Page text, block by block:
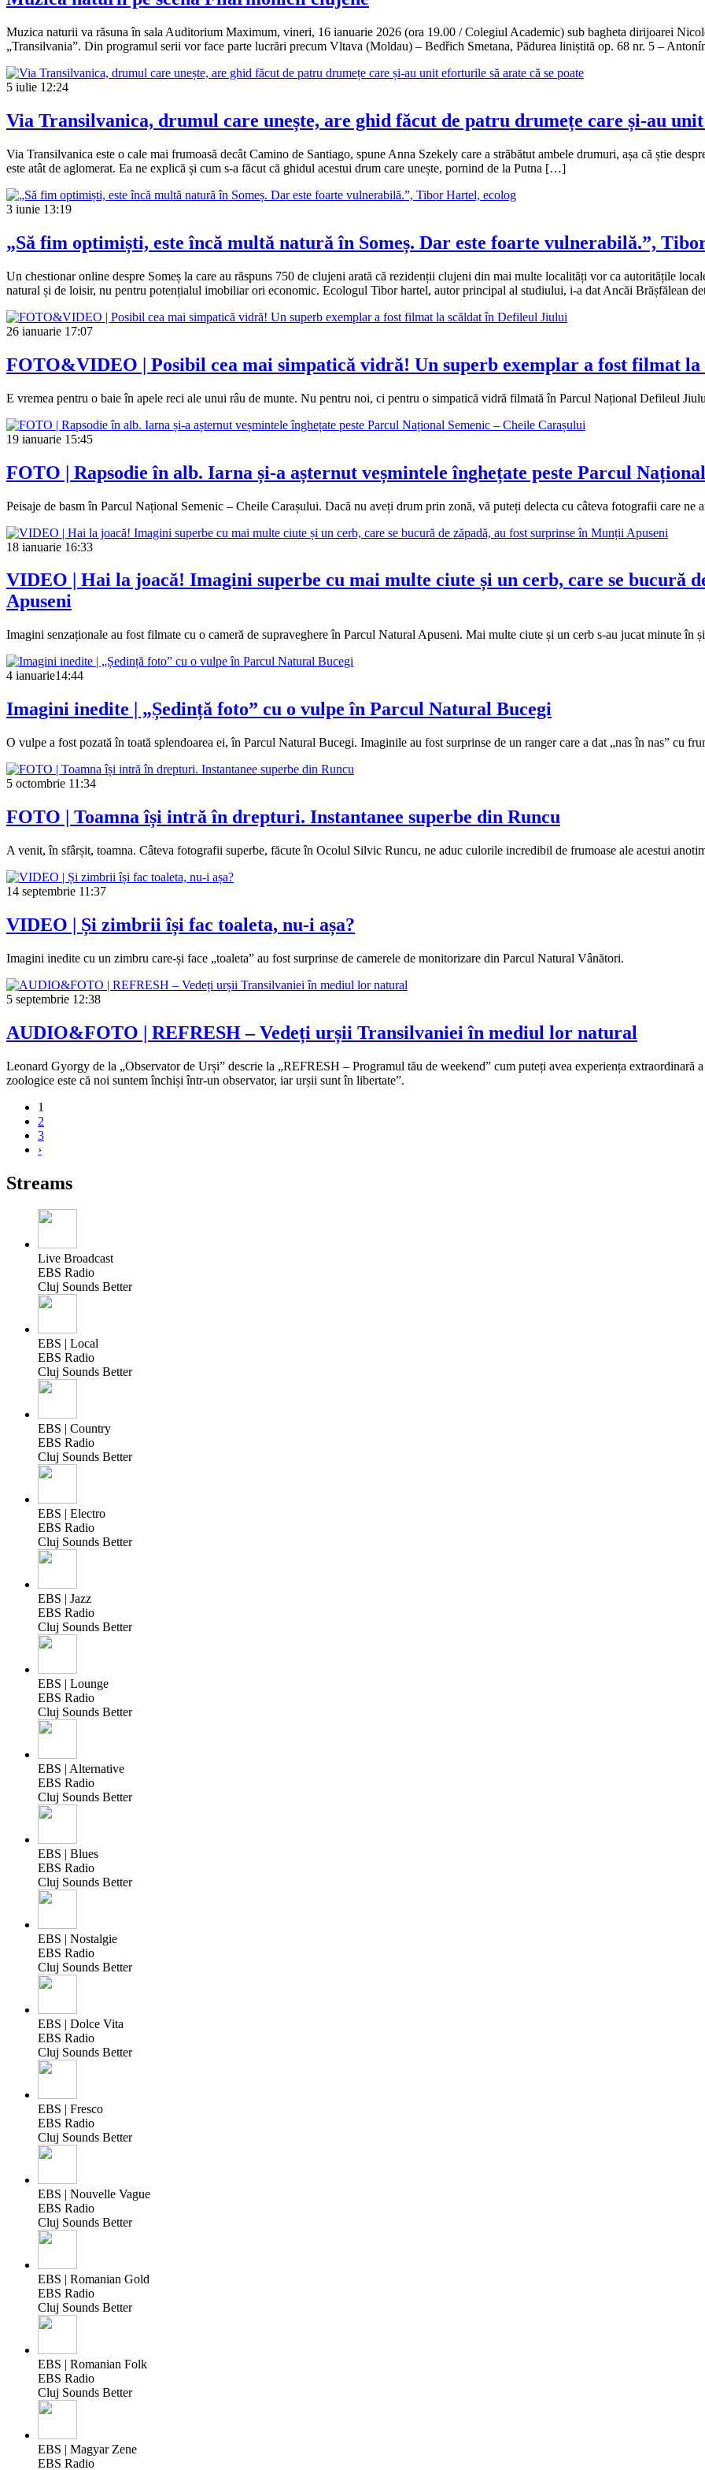
Muzica naturii va răsuna în sala Auditorium Maximum, vineri, 16 ianuarie 2026 (ora 19.00 / Colegiul Academic) sub bagheta dirijoarei
„Transilvania”. Din programul serii vor face parte lucrări precum Vltava (Moldau) – Bedřich Smetana, Pădurea liniștită op. 68 nr. 5 –
5 iulie 12:24
Via Transilvanica, drumul care unește, are ghid făcut de patru drumețe care și-au
Via Transilvanica este o cale mai frumoasă decât Camino de Santiago, spune Anna Szekely care a străbătut ambele drumuri, așa că știe
este atât de aglomerat. Ea ne explică și cum s-a făcut că ghidul acestui drum care unește, pornind de la Putna […]
3 iunie 13:19
„Să fim optimiști, este încă multă natură în Someș. Dar este foarte vulnerabilă.”,
Un chestionar online despre Someș la care au răspuns 750 de clujeni arată că rezidenții clujeni din mai multe localități vor ca autoritățile
natural și de loisir, nu pentru potențialul imobiliar ori economic. Ecologul Tibor hartel, autor principal al studiului, i-a dat Ancăi Brășfălean
26 ianuarie 17:07
FOTO&VIDEO | Posibil cea mai simpatică vidră! Un superb exemplar a fost filmat
E vremea pentru o baie în apele reci ale unui râu de munte. Nu pentru noi, ci pentru o simpatică vidră filmată în Parcul Național Defileul
19 ianuarie 15:45
FOTO | Rapsodie în alb. Iarna și-a așternut veșmintele înghețate peste Parcul
Peisaje de basm în Parcul Național Semenic – Cheile Carașului. Dacă nu aveți drum prin zonă, vă puteți delecta cu câteva fotografii care ne
18 ianuarie 16:33
VIDEO | Hai la joacă! Imagini superbe cu mai multe ciute și un cerb, care se bucură
Apuseni
Imagini senzaționale au fost filmate cu o cameră de supraveghere în Parcul Natural Apuseni. Mai multe ciute și un cerb s-au jucat minute în
4 ianuarie14:44
Imagini inedite | „Ședință foto” cu o vulpe în Parcul Natural Bucegi
O vulpe a fost pozată în toată splendoarea ei, în Parcul Natural Bucegi. Imaginile au fost surprinse de un ranger care a dat „nas în nas” cu
5 octombrie 11:34
FOTO | Toamna își intră în drepturi. Instantanee superbe din Runcu
A venit, în sfârșit, toamna. Câteva fotografii superbe, făcute în Ocolul Silvic Runcu, ne aduc culorile incredibil de frumoase ale acestui
14 septembrie 11:37
VIDEO | Și zimbrii își fac toaleta, nu-i așa?
Imagini inedite cu un zimbru care-și face „toaleta” au fost surprinse de camerele de monitorizare din Parcul Natural Vânători.
5 septembrie 12:38
AUDIO&FOTO | REFRESH – Vedeți urșii Transilvaniei în mediul lor natural
Leonard Gyorgy de la „Observator de Urși” descrie la „REFRESH – Programul tău de weekend” cum puteți avea experiența
zoologice este că noi suntem închiși într-un observator, iar urșii sunt în libertate”.
1
2
3
›
Streams
Live Broadcast
EBS Radio
Cluj Sounds Better
EBS | Local
EBS Radio
Cluj Sounds Better
EBS | Country
EBS Radio
Cluj Sounds Better
EBS | Electro
EBS Radio
Cluj Sounds Better
EBS | Jazz
EBS Radio
Cluj Sounds Better
EBS | Lounge
EBS Radio
Cluj Sounds Better
EBS | Alternative
EBS Radio
Cluj Sounds Better
EBS | Blues
EBS Radio
Cluj Sounds Better
EBS | Nostalgie
EBS Radio
Cluj Sounds Better
EBS | Dolce Vita
EBS Radio
Cluj Sounds Better
EBS | Fresco
EBS Radio
Cluj Sounds Better
EBS | Nouvelle Vague
EBS Radio
Cluj Sounds Better
EBS | Romanian Gold
EBS Radio
Cluj Sounds Better
EBS | Romanian Folk
EBS Radio
Cluj Sounds Better
EBS | Magyar Zene
EBS Radio